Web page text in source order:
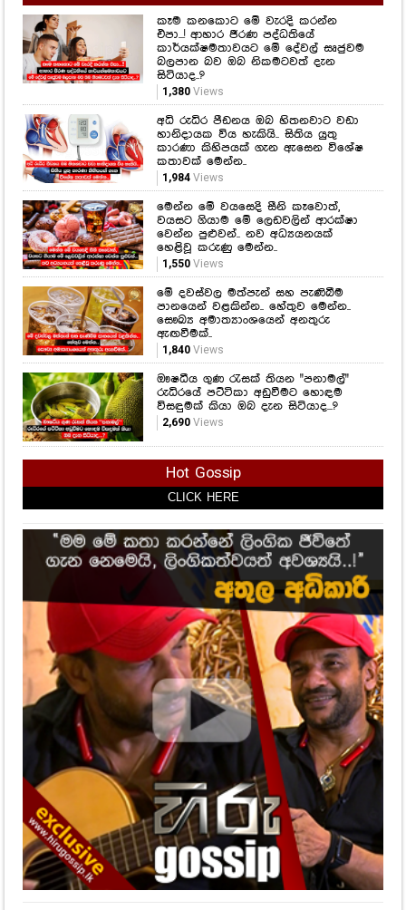
අධි රුධිර පීඩනය ඔබ හිතනවාට වඩා
හානිදායක විය හැකියි.. සිතිය යුතු
කාරණා කිහිපයක් ගැන ඇසෙන විශේෂ
කතාවක් මෙන්න..
1,984Views
මෙන්න මේ වයසෙදි සීනි කෑවොත්,
වයසට ගියාම මේ ලෙඩවලින් ආරක්ෂා
වෙන්න පුළුවන්.. නව අධ්‍යයනයක්
හෙළිවූ කරුණු මෙන්න..
1,550Views
මේ දවස්වල මත්පැන් සහ පැණිබීම
පානයෙන් වළකින්න.. හේතුව මෙන්න..
සෞඛ්‍ය අමාත්‍යාංශයෙන් අනතුරු
ඇඟවීමක්..
1,840Views
ඖෂධීය ගුණ රැසක් තියන "පනාමල්"
රුධිරයේ පට්ටිකා අඩුවීමට හොඳම
විසඳුමක් කියා ඔබ දැන සිටියාද...?
2,690Views
Hot Gossip
CLICK HERE